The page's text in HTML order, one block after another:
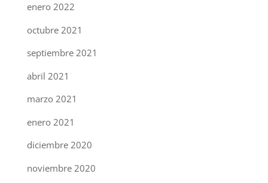
enero 2022
octubre 2021
septiembre 2021
abril 2021
marzo 2021
enero 2021
diciembre 2020
noviembre 2020